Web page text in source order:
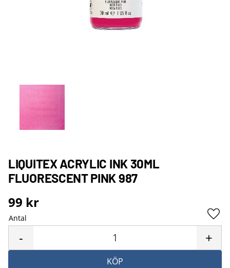
LIQUITEX ACRYLIC INK 30ML
FLUORESCENT PINK 987
99 kr
Antal
+
-
KÖP